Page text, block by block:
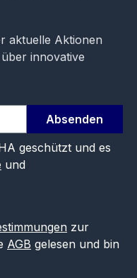
aktuelle Aktionen
innovative
Absenden
geschützt und es
und
zur
AGB gelesen und bin